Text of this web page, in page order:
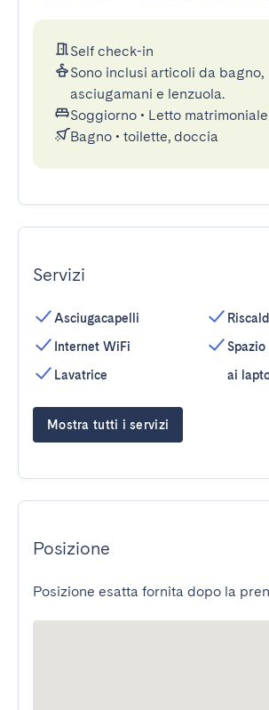
Self check-in
Sono inclusi articoli da bagno,
asciugamani e lenzuola.
Soggiorno • Letto matrimoniale
Bagno • toilette, doccia
Servizi
Asciugacapelli
Internet WiFi
Lavatrice
ai
Mostra tutti i servizi
Posizione
Posizione esatta fornita dopo la